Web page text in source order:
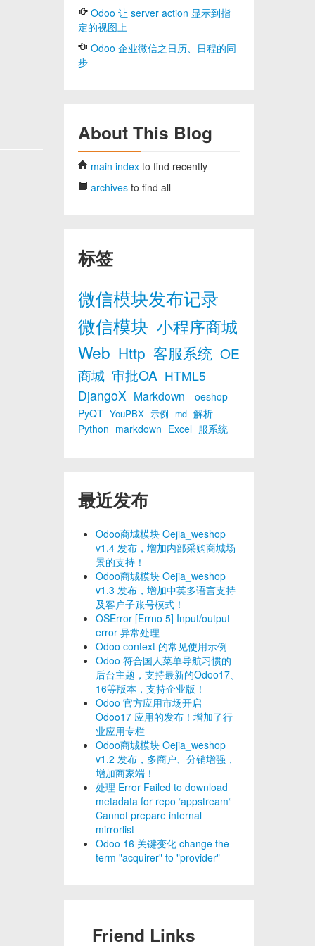
Odoo 让 server action 显示到指
定的视图上
Odoo 企业微信之日历、日程的同
步
About This Blog
main index to find recently
archives to find all
标签
微信模块发布记录
微信模块 小程序商城
Web Http 客服系统 OE
商城 审批OA HTML5
DjangoX Markdown
oeshop
PyQT YouPBX 示例 md 解析
Python markdown Excel 服系统
最近发布
Odoo商城模块 Oejia_weshop
v1.4 发布，增加内部采购商城场
景的支持！
Odoo商城模块 Oejia_weshop
v1.3 发布，增加中英多语言支持
及客户子账号模式！
OSError [Errno 5] Input/output
error 异常处理
Odoo context 的常见使用示例
Odoo 符合国人菜单导航习惯的
后台主题，支持最新的Odoo17、
16等版本，支持企业版！
Odoo 官方应用市场开启
Odoo17 应用的发布！增加了行
业应用专栏
Odoo商城模块 Oejia_weshop
v1.2 发布，多商户、分销增强，
增加商家端！
处理 Error Failed to download
metadata for repo ‘appstream‘
Cannot prepare internal
mirrorlist
Odoo 16 关键变化 change the
term "acquirer" to "provider"
Friend Links